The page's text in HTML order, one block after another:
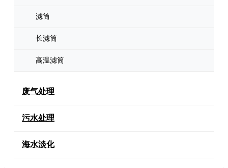
滤筒
长滤筒
高温滤筒
废气处理
污水处理
海水淡化